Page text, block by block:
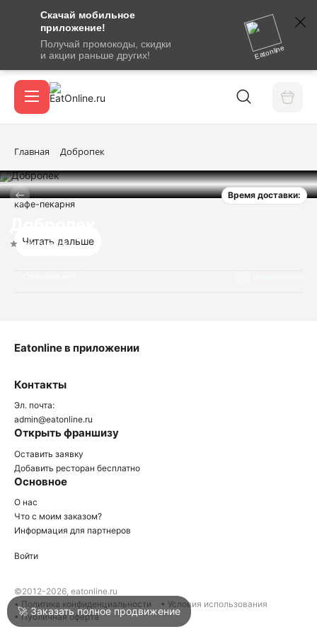
Скачай мобильное
приложение!
Получай промокоды, скидки
и акции раньше других!
Eatonline
сообщение
кодом
подтверждения
Вход / регистрация
Акции
Войти
Написать в техподдержку
Главная Добропек
Время доставки:
Нет оценок
кафе-пекарня
Читать дальше
Контакты
Эл. почта:
admin@eatonline.ru
Открыть франшизу
Оставить заявку
Добавить ресторан бесплатно
Основное
О нас
Что с моим заказом?
Информация для партнеров
Eatonline в приложении
Войти
©2012-2026, eatonline.ru
• Политика конфиденциальности
• Условия использования
• Публичная оферта
🚀 Заказать полное продвижение